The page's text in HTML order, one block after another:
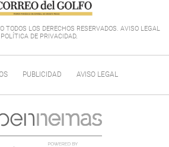
TODOS LOS DERECHOS RESERVADOS. AVISO LEGAL
DE PRIVACIDAD.
PUBLICIDAD AVISO LEGAL